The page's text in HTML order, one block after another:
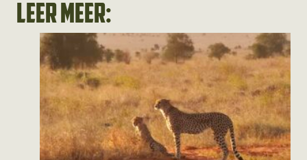
Leer meer: